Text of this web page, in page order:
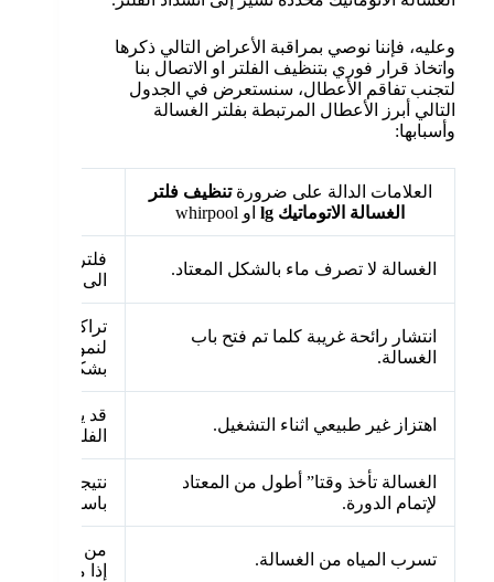
وعليه، فإننا نوصي بمراقبة الأعراض التالي ذكرها
واتخاذ قرار فوري بتنظيف الفلتر او الاتصال بنا
لتجنب تفاقم الأعطال، سنستعرض في الجدول
التالي أبرز الأعطال المرتبطة بفلتر الغسالة
وأسبابها:
العلامات الدالة على ضرورةتنظيف فلتر
الغسالة الاتوماتيك lg او whirpool
الغسالة لا تصرف ماء بالشكل المعتاد.
فلتر الغسالة
الى تجمع
انتشار رائحة غريبة كلما تم فتح باب
الغسالة.
تراكم الاوساخ
لنمو
بشكل ملحوظ.
اهتزاز غير طبيعي اثناء التشغيل.
قد يكون
الفلتر.
الغسالة تأخذ وقتا” أطول من المعتاد
لإتمام الدورة.
نتيجة لتراكم
باستمرار
تسرب المياه من الغسالة.
من البديهي
إذا ما كان